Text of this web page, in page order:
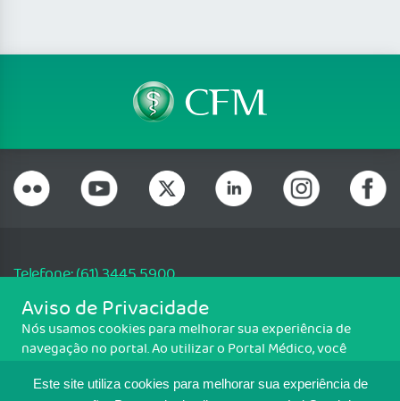
Este site utiliza cookies para melhorar sua experiência de
Telefone: (61) 3445 5900
Email: cfm@portalmedico.org.br
SGAS 616, Conjunto D, Lote 115, L2 Sul, Brasília/DF - CEP: 70200-760 -
CNPJ: 33.583.550/0001-30
Aviso de Privacidade
Nós usamos cookies para melhorar sua experiência de
navegação no portal. Ao utilizar o Portal Médico, você
Para ter mais informações sobre como isso é feito, acesse